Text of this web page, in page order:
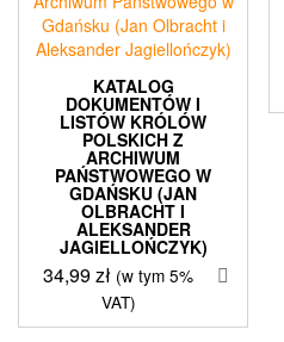
KATALOG
DOKUMENTÓW I
LISTÓW KRÓLÓW
POLSKICH Z
ARCHIWUM
PAŃSTWOWEGO W
GDAŃSKU (JAN
OLBRACHT I
ALEKSANDER
JAGIELLOŃCZYK)
34,99zł (w tym 5%
VAT)